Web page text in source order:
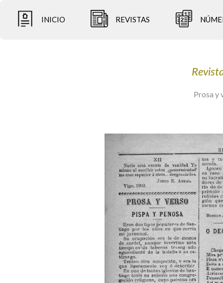
INICIO REVISTAS
Prosa y